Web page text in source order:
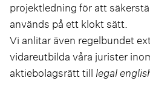
projektledning för att
används på ett klokt sätt.
Vi anlitar även regelbundet
vidareutbilda våra jurister
aktiebolagsrätt till legal